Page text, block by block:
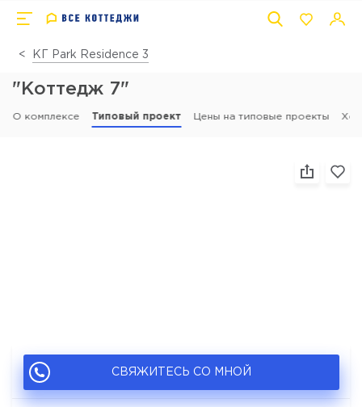
КГ Park Residence 3
"Коттедж 7"
О комплексе Типовый проект Цены на типовые проекты Ход
СВЯЖИТЕСЬ СО МНОЙ